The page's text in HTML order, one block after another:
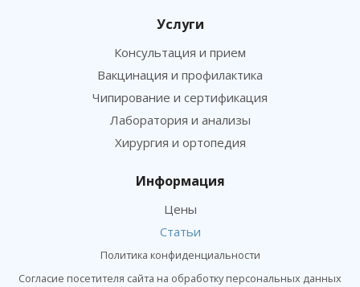
Услуги
Консультация и прием
Вакцинация и профилактика
Чипирование и сертификация
Лаборатория и анализы
Хирургия и ортопедия
Информация
Цены
Статьи
Политика конфиденциальности
Согласие посетителя сайта на обработку персональных данных